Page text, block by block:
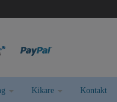
Kikare Kontakt